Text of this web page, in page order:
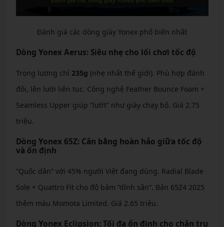
Đánh giá các dòng giày Yonex phổ biến nhất
Dòng Yonex Aerus: Siêu nhẹ cho lối chơi tốc độ
Trọng lượng chỉ 235g (nhẹ nhất thế giới). Phù hợp đánh
đôi, lên lưới liên tục. Công nghệ Feather Bounce Foam +
Seamless Upper giúp “lướt” như giày chạy bộ. Giá 2.75
triệu.
Dòng Yonex 65Z: Cân bằng hoàn hảo giữa tốc độ
và ổn định
“Quốc dân” với 45% người Việt đang dùng. Radial Blade
Sole + Quattro Fit cho độ bám “dính sân”. Bản 65Z4 2025
thêm màu Momota Limited. Giá 2.65 triệu.
Dòng Yonex Eclipsion: Tối đa ổn định cho chân trụ